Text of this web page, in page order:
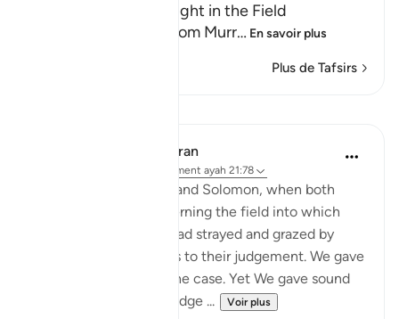
Sheep pastured at Night in the Field
Abu Ishaq narrated from Murr… En savoir plus
Plus de Tafsirs
In the Shade of the Quran
Référencement ayah 21:78
"And remember David and Solomon, when both
gave judgement concerning the field into which
some people's sheep had strayed and grazed by
night. We were witness to their judgement. We gave
Solomon insight into the case. Yet We gave sound
judgement and knowledge ...
Voir plus